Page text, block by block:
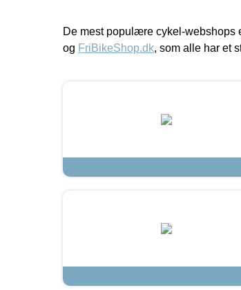
De mest populære cykel-webshops
og FriBikeShop.dk, som alle har et